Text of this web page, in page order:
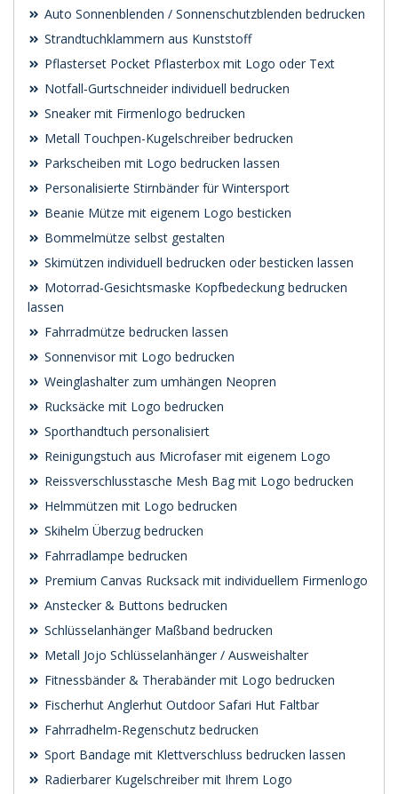
Auto Sonnenblenden / Sonnenschutzblenden bedrucken
Strandtuchklammern aus Kunststoff
Pflasterset Pocket Pflasterbox mit Logo oder Text
Notfall‑Gurtschneider individuell bedrucken
Sneaker mit Firmenlogo bedrucken
Metall Touchpen-Kugelschreiber bedrucken
Parkscheiben mit Logo bedrucken lassen
Personalisierte Stirnbänder für Wintersport
Beanie Mütze mit eigenem Logo besticken
Bommelmütze selbst gestalten
Skimützen individuell bedrucken oder besticken lassen
Motorrad-Gesichtsmaske Kopfbedeckung bedrucken
lassen
Fahrradmütze bedrucken lassen
Sonnenvisor mit Logo bedrucken
Weinglashalter zum umhängen Neopren
Rucksäcke mit Logo bedrucken
Sporthandtuch personalisiert
Reinigungstuch aus Microfaser mit eigenem Logo
Reissverschlusstasche Mesh Bag mit Logo bedrucken
Helmmützen mit Logo bedrucken
Skihelm Überzug bedrucken
Fahrradlampe bedrucken
Premium Canvas Rucksack mit individuellem Firmenlogo
Anstecker & Buttons bedrucken
Schlüsselanhänger Maßband bedrucken
Metall Jojo Schlüsselanhänger / Ausweishalter
Fitnessbänder & Therabänder mit Logo bedrucken
Fischerhut Anglerhut Outdoor Safari Hut Faltbar
Fahrradhelm-Regenschutz bedrucken
Sport Bandage mit Klettverschluss bedrucken lassen
Radierbarer Kugelschreiber mit Ihrem Logo